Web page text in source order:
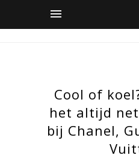
Cool of
het altijd
bij Chanel,